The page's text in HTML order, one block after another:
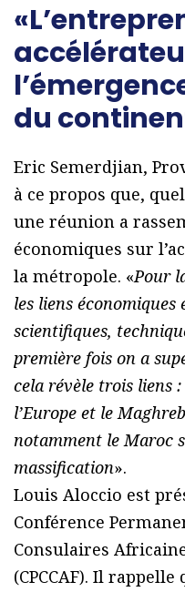
du
Eric Semerdjian,
à ce propos que,
une réunion a
économiques sur
la métropole. «Pour
les liens économiques
scientifiques,
première fois on a
cela révèle trois liens
l’Europe et le
notamment le Maroc
massification».
Louis Aloccio est
Conférence
Consulaires
(CPCCAF). Il